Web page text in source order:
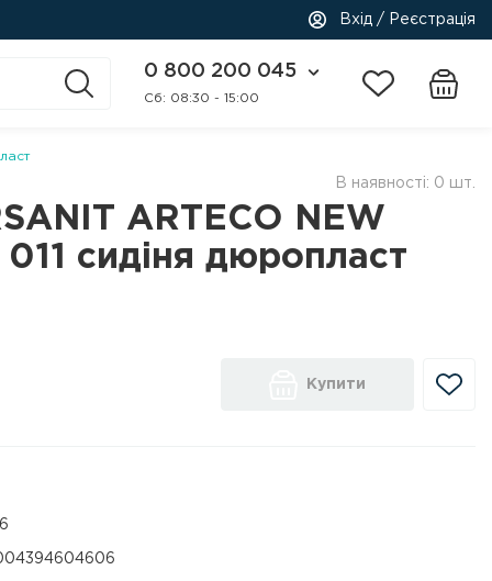
Вхід / Реєстрація
0 800 200 045
Cб: 08:30 - 15:00
В наявності: 0 шт.
ARTECO NEW
сидіня дюропласт
Купити